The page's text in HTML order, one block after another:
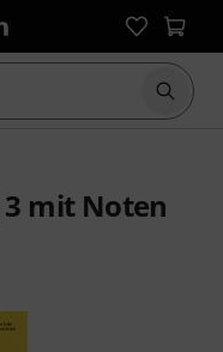
Suche
3 mit Noten
29 Kundenbewertungen